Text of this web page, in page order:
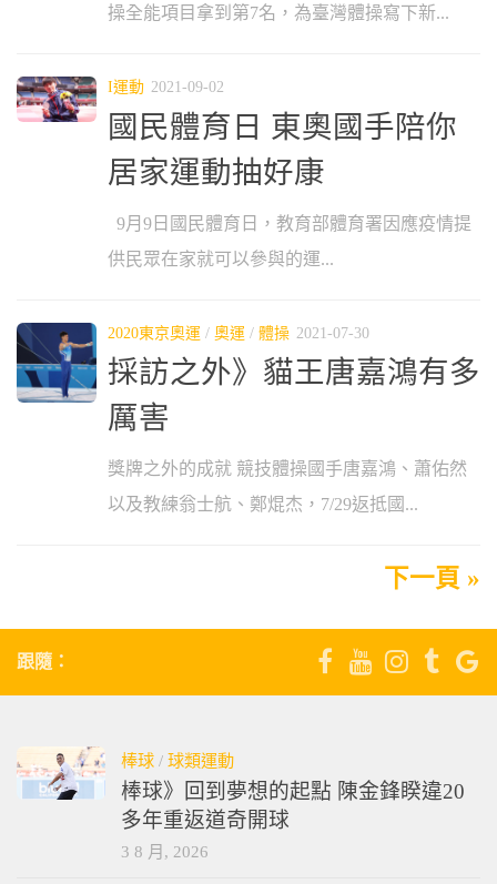
操全能項目拿到第7名，為臺灣體操寫下新...
I運動 2021-09-02
國民體育日 東奧國手陪你
居家運動抽好康
9月9日國民體育日，教育部體育署因應疫情提
供民眾在家就可以參與的運...
2020東京奧運 / 奧運 / 體操 2021-07-30
採訪之外》貓王唐嘉鴻有多
厲害
獎牌之外的成就 競技體操國手唐嘉鴻、蕭佑然
以及教練翁士航、鄭焜杰，7/29返抵國...
下一頁 »
跟隨：
棒球 / 球類運動
棒球》回到夢想的起點 陳金鋒睽違20
多年重返道奇開球
3 8 月, 2026